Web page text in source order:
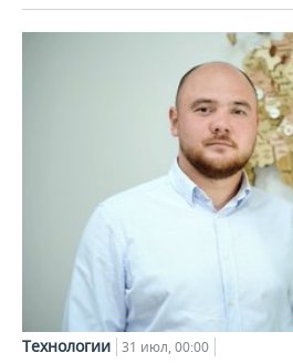
Технологии 31 июл, 00:00